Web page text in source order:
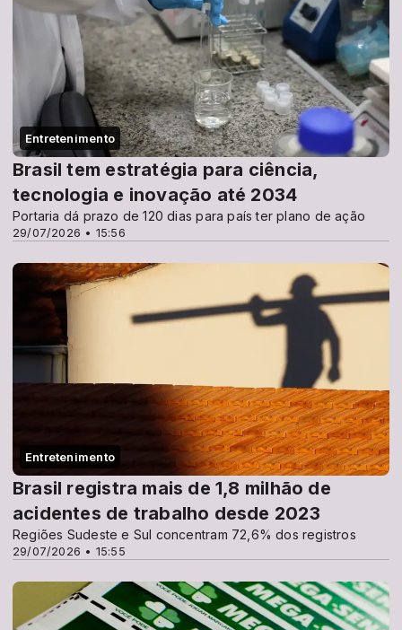
Entretenimento
29/07/2026 • 15:56
Brasil tem estratégia para ciência,
tecnologia e inovação até 2034
Portaria dá prazo de 120 dias para país ter plano de ação
Entretenimento
29/07/2026 • 15:55
Brasil registra mais de 1,8 milhão de
acidentes de trabalho desde 2023
Regiões Sudeste e Sul concentram 72,6% dos registros